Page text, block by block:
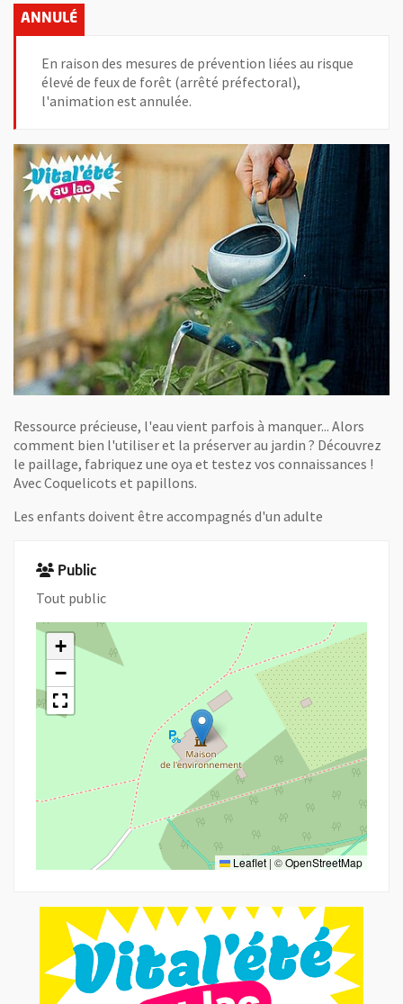
En raison des mesures de prévention liées au risque
élevé de feux de forêt (arrêté préfectoral),
l'animation est annulée.
Ressource précieuse, l'eau vient parfois à manquer... Alors
comment bien l'utiliser et la préserver au jardin ? Découvrez
le paillage, fabriquez une oya et testez vos connaissances !
Avec Coquelicots et papillons.
Les enfants doivent être accompagnés d'un adulte
Public
Tout public
+
−
Leaflet | ©OpenStreetMap